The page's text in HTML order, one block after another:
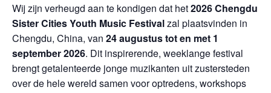
Wij zijn verheugd aan te kondigen dat het2026 Chengdu
Sister Cities Youth Music Festivalzal plaatsvinden in
Chengdu, China, van 24 augustus tot en met 1
september 2026. Dit inspirerende, weeklange festival
brengt getalenteerde jonge muzikanten uit zustersteden
over de hele wereld samen voor optredens, workshops